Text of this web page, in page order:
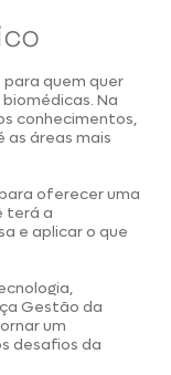
quem quer
Na
conhecimentos,
as áreas mais
oferecer uma
terá a
e aplicar o que
Gestão da
um
desafios da